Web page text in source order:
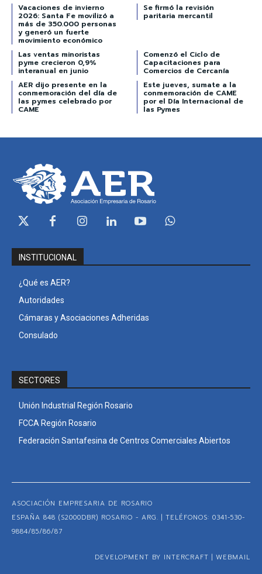
Vacaciones de invierno
2026: Santa Fe movilizó a
más de 350.000 personas
y generó un fuerte
movimiento económico
Se firmó la revisión
paritaria mercantil
Las ventas minoristas
pyme crecieron 0,9%
interanual en junio
Comenzó el Ciclo de
Capacitaciones para
Comercios de Cercanía
AER dijo presente en la
conmemoración del día de
las pymes celebrado por
CAME
Este jueves, sumate a la
conmemoración de CAME
por el Día Internacional de
las Pymes
INSTITUCIONAL
¿Qué es AER?
Autoridades
Cámaras y Asociaciones Adheridas
Consulado
SECTORES
Unión Industrial Región Rosario
FCCA Región Rosario
Federación Santafesina de Centros Comerciales Abiertos
ASOCIACIÓN EMPRESARIA DE ROSARIO
ESPAÑA 848 (S2000DBR) ROSARIO - ARG. | TELÉFONOS: 0341-530-
9884/85/86/87
DEVELOPMENT BY INTERCRAFT | WEBMAIL